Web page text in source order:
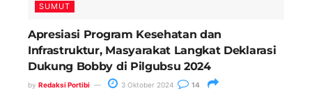
SUMUT
Apresiasi Program Kesehatan dan
Infrastruktur, Masyarakat Langkat Deklarasi
Dukung Bobby di Pilgubsu 2024
by Redaksi Portibi 3 Oktober 2024 14